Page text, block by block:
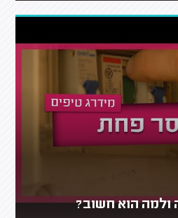
הוא חשוב?